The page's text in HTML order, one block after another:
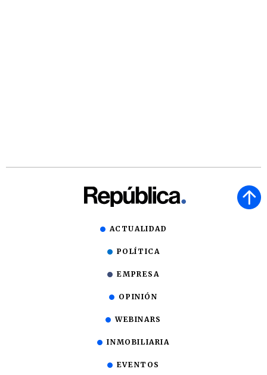
ACTUALIDAD
POLÍTICA
EMPRESA
OPINIÓN
WEBINARS
INMOBILIARIA
EVENTOS